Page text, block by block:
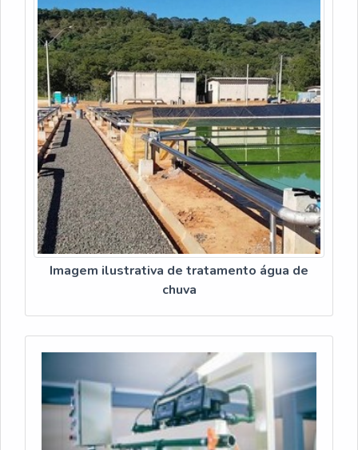
solução mais buscada na área de purificador de agua
eletrico industrial. Líder em qualidade, a empresa oferece
uma variedade de itens como purificador de água IBBL
FR600 Speciale e bebedouro master CGA.Tudo isso por
ser em uma empresa comprometida com seus serviços e
em uma empresa responsável, padrões possíveis por
contar com escritório de alta qualidade onde são
realizadas as atividades e sala de treinamento com
materiais sofisticados. Todos esses fatores, agregados a
uma equipe multidisciplinar de consultores associados e
equipe de alta qualidade, garante uma entrega de
excelência de ponta a ponta.
Imagem ilustrativa de tratamento água de
chuva